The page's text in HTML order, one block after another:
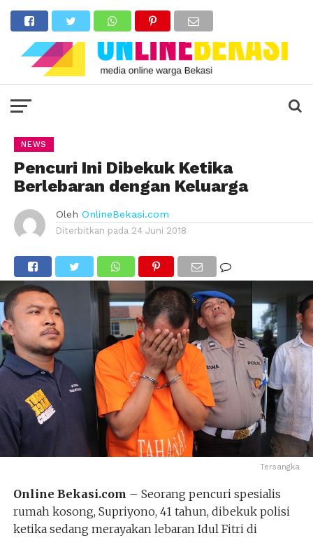
NEWS
Pencuri Ini Dibekuk Ketika
Berlebaran dengan Keluarga
Oleh OnlineBekasi.com
Diterbitkan pada 24 Juni 2018
Tersangka
Online Bekasi.com – Seorang pencuri spesialis
rumah kosong, Supriyono, 41 tahun, dibekuk polisi
ketika sedang merayakan lebaran Idul Fitri di